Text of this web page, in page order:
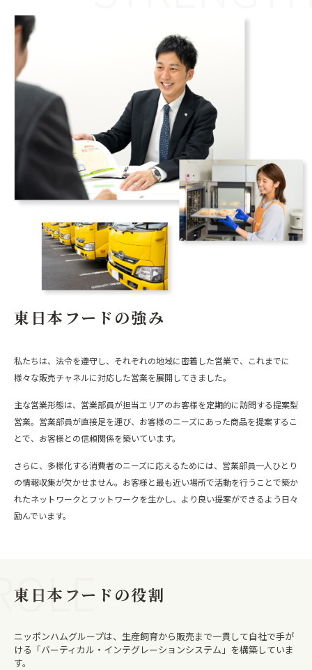
東日本フードの強み
私たちは、法令を遵守し、それぞれの地域に密着した営業で、これまでに
様々な販売チャネルに対応した営業を展開してきました。
主な営業形態は、営業部員が担当エリアのお客様を定期的に訪問する提案型
営業。営業部員が直接足を運び、お客様のニーズにあった商品を提案するこ
とで、お客様との信頼関係を築いています。
さらに、多様化する消費者のニーズに応えるためには、営業部員一人ひとり
の情報収集が欠かせません。お客様と最も近い場所で活動を行うことで築か
れたネットワークとフットワークを生かし、より良い提案ができるよう日々
励んでいます。
東日本フードの役割
ニッポンハムグループは、生産飼育から販売まで一貫して自社で手が
ける「バーティカル・インテグレーションシステム」を構築していま
す。